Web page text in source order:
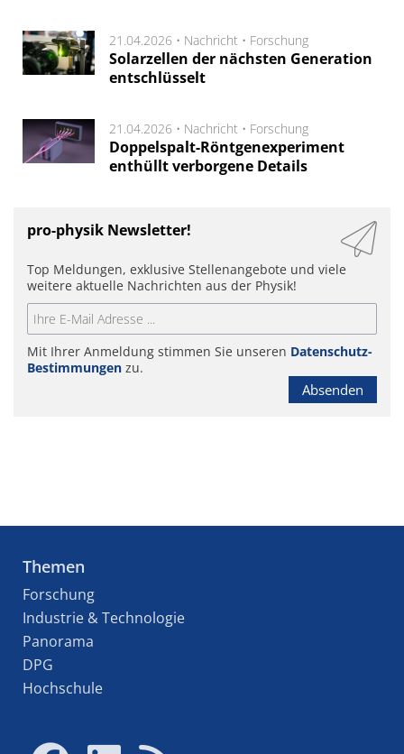
21.04.2026 • Nachricht • Forschung
Solarzellen der nächsten Generation
entschlüsselt
21.04.2026 • Nachricht • Forschung
Doppelspalt-Röntgenexperiment
enthüllt verborgene Details
pro-physik Newsletter!
Top Meldungen, exklusive Stellenangebote und viele
weitere aktuelle Nachrichten aus der Physik!
Mit Ihrer Anmeldung stimmen Sie unseren Datenschutz-
Bestimmungen zu.
Absenden
Themen
Forschung
Industrie & Technologie
Panorama
DPG
Hochschule